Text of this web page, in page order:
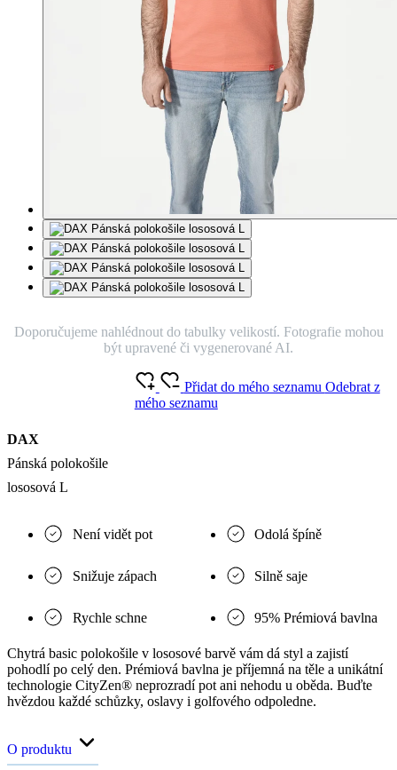
Doporučujeme nahlédnout do tabulky velikostí. Fotografie mohou
být upravené či vygenerované AI.
DAX
Pánská polokošile
lososová L
Přidat do mého seznamu Odebrat z
mého seznamu
Není vidět pot Odolá špíně
Snižuje zápach Silně saje
Rychle schne 95% Prémiová bavlna
Chytrá basic polokošile v lososové barvě vám dá styl a zajistí
pohodlí po celý den. Prémiová bavlna je příjemná na těle a unikátní
technologie CityZen® neprozradí pot ani nehodu u oběda. Buďte
hvězdou každé schůzky, oslavy i golfového odpoledne.
O produktu